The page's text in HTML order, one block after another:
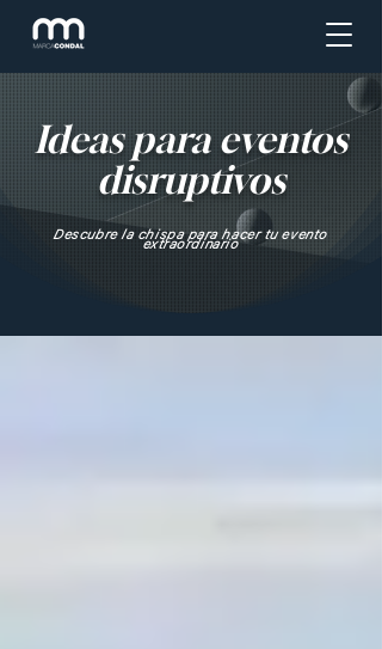
Ideas para eventos
disruptivos
Descubre la chispa para hacer tu evento
extraordinario